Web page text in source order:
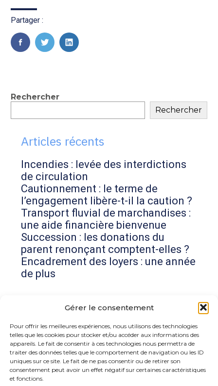
Gérer le consentement
Pour offrir les meilleures expériences, nous utilisons des technologies
telles que les cookies pour stocker et/ou accéder aux informations des
appareils. Le fait de consentir à ces technologies nous permettra de
traiter des données telles que le comportement de navigation ou les ID
uniques sur ce site. Le fait de ne pas consentir ou de retirer son
consentement peut avoir un effet négatif sur certaines caractéristiques
et fonctions.
Partager :
FaceBook
TwitterLinkedIn
Blog
sidebar
Rechercher
Rechercher
Articles récents
Incendies : levée des interdictions
de circulation
Cautionnement : le terme de
l’engagement libère-t-il la caution ?
Transport fluvial de marchandises :
une aide financière bienvenue
Succession : les donations du
parent renonçant comptent-elles ?
Encadrement des loyers : une année
de plus
Commentaires récents
Aucun commentaire à afficher.